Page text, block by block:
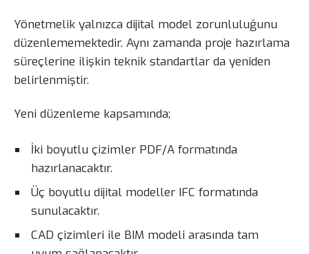
Yönetmelik yalnızca dijital model zorunluluğunu
düzenlememektedir. Aynı zamanda proje hazırlama
süreçlerine ilişkin teknik standartlar da yeniden
belirlenmiştir.
Yeni düzenleme kapsamında;
İki boyutlu çizimler PDF/A formatında
hazırlanacaktır.
Üç boyutlu dijital modeller IFC formatında
sunulacaktır.
CAD çizimleri ile BIM modeli arasında tam